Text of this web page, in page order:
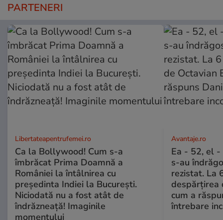
PARTENERI
Libertateapentrufemei.ro
Ca la Bollywood! Cum s-a
îmbrăcat Prima Doamnă a
României la întâlnirea cu
președinta Indiei la București.
Niciodată nu a fost atât de
îndrăzneață! Imaginile
momentului
Avantaje.ro
Ea - 52, el -
s-au
rezistat. La
despărțirea
cum a
întrebare